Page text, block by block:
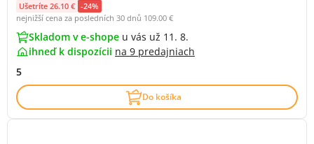
Ušetríte 26.10 € -24%
nejnižší cena za posledních 30 dnů 109.00 €
Skladom v e-shope u vás už 11. 8.
ihneď k dispozícii na 9 predajniach
5
Do košíka